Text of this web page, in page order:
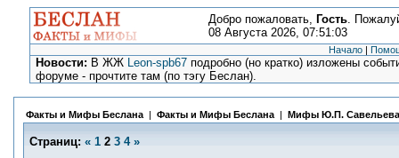
Добро пожаловать, Гость.
08 Августа 2026, 07:51:03
Начало |
Новости: В ЖЖ Leon-spb67 подробно (но кратко) изложены
форуме - прочтите там (по тэгу Беслан).
Факты и Мифы Беслана | Факты и Мифы Беслана | Мифы Ю.П. Савельева
Страниц: « 1 2 3 4 »